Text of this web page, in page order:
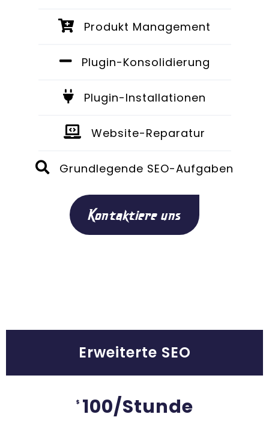
Produkt Management
Plugin-Konsolidierung
Plugin-Installationen
Website-Reparatur
Grundlegende SEO-Aufgaben
Kontaktiere uns
Erweiterte SEO
$ 100/Stunde